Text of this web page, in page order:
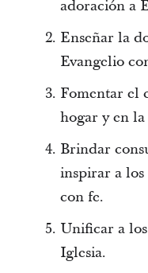
adoración a
Enseñar la
Evangelio
Fomentar el
hogar y en
Brindar
inspirar a los
con fe.
Unificar a
Iglesia.